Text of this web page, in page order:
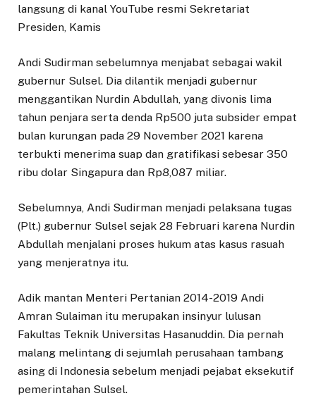
langsung di kanal YouTube resmi Sekretariat
Presiden, Kamis
Andi Sudirman sebelumnya menjabat sebagai wakil
gubernur Sulsel. Dia dilantik menjadi gubernur
menggantikan Nurdin Abdullah, yang divonis lima
tahun penjara serta denda Rp500 juta subsider empat
bulan kurungan pada 29 November 2021 karena
terbukti menerima suap dan gratifikasi sebesar 350
ribu dolar Singapura dan Rp8,087 miliar.
Sebelumnya, Andi Sudirman menjadi pelaksana tugas
(Plt.) gubernur Sulsel sejak 28 Februari karena Nurdin
Abdullah menjalani proses hukum atas kasus rasuah
yang menjeratnya itu.
Adik mantan Menteri Pertanian 2014-2019 Andi
Amran Sulaiman itu merupakan insinyur lulusan
Fakultas Teknik Universitas Hasanuddin. Dia pernah
malang melintang di sejumlah perusahaan tambang
asing di Indonesia sebelum menjadi pejabat eksekutif
pemerintahan Sulsel.